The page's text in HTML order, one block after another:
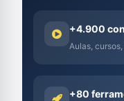
+4.900
Aulas,
+80